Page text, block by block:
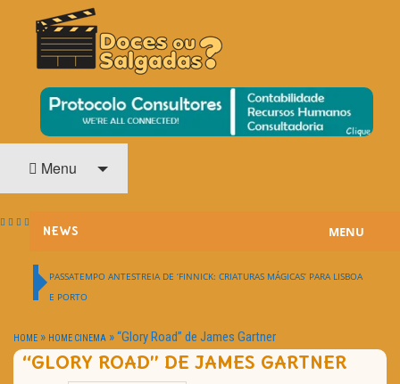
DOCES OU SALGADAS?
O Cinema? Uma Paixão!!
Menu
NEWS
HOME CINEMA
MENU
PASSATEMPO ANTESTREIA DE ‘FINNICK: CRIATURAS MÁGICAS’ PARA LISBOA
E PORTO
HOME » HOME CINEMA »“Glory Road” de James Gartner
“GLORY ROAD” DE JAMES GARTNER